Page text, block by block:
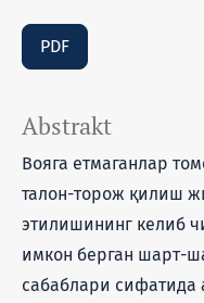
PDF
Abstrakt
Вояга етмаганлар
талон-торож қилиш
этилишининг келиб
имкон берган шарт-
сабаблари сифатида